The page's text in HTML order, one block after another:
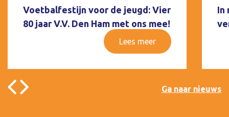
Voetbalfestijn voor de jeugd: Vier
80 jaar V.V. Den Ham met ons mee!
Lees meer
In
Ga naar nieuws